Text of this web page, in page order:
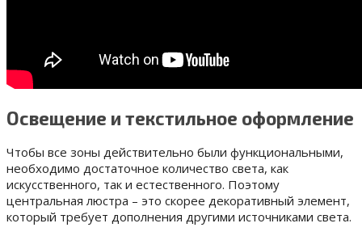
Освещение и текстильное оформление
Чтобы все зоны действительно были функциональными,
необходимо достаточное количество света, как
искусственного, так и естественного. Поэтому
центральная люстра – это скорее декоративный элемент,
который требует дополнения другими источниками света.